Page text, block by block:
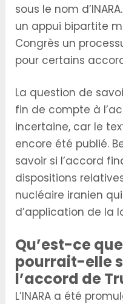
sous le nom
un appui bipartite
Congrès un
pour certains
La question de
fin de compte à
incertaine, car le
encore été publié.
savoir si l’accord
dispositions
nucléaire iranien
d’application de la
Qu’est-ce
pourrait-elle
l’accord de
L’INARA a été